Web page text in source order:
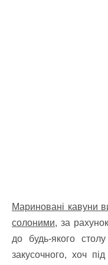
Мариновані кавуни
солоними, за
до будь-якого
закусочного, хоч